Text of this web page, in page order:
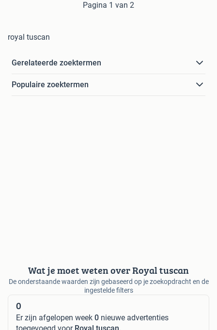
Pagina 1 van 2
royal tuscan
Gerelateerde zoektermen
Populaire zoektermen
Wat je moet weten over Royal tuscan
De onderstaande waarden zijn gebaseerd op je zoekopdracht en de
ingestelde filters
0
Er zijn afgelopen week 0 nieuwe advertenties